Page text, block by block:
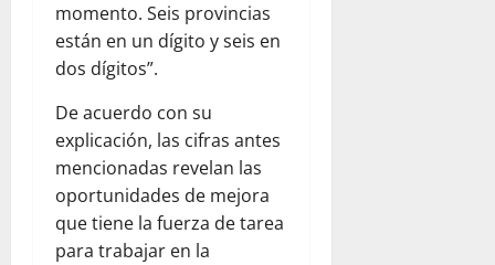
momento. Seis provincias
están en un dígito y seis en
dos dígitos”.
De acuerdo con su
explicación, las cifras antes
mencionadas revelan las
oportunidades de mejora
que tiene la fuerza de tarea
para trabajar en la